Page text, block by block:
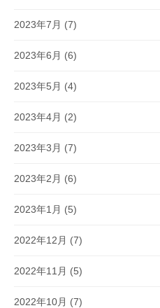
2023年7月 (7)
2023年6月 (6)
2023年5月 (4)
2023年4月 (2)
2023年3月 (7)
2023年2月 (6)
2023年1月 (5)
2022年12月 (7)
2022年11月 (5)
2022年10月 (7)